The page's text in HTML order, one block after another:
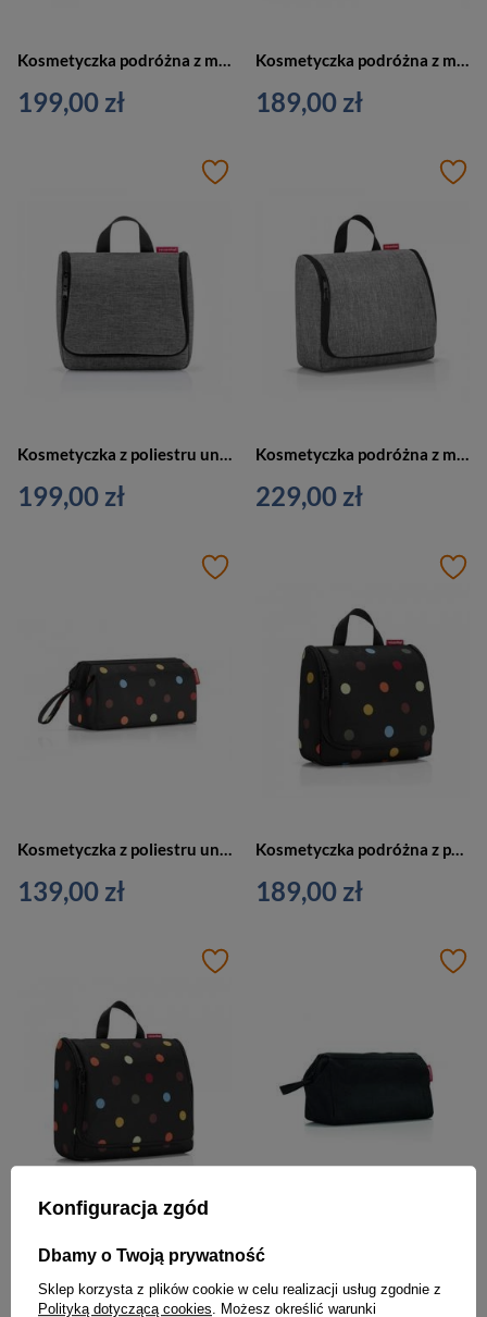
199,00 zł 189,00 zł
Kosmetyczka z poliestru unisex Reisenthel RWH7052 wisząca 3 l szara
199,00 zł
Kosmetyczka podróżna z materiału unisex Reisenthel RWO7052 XL organizer szary
229,00 zł
139,00 zł 189,00 zł
199,00 zł 139,00 zł
Konfiguracja zgód
Dbamy o Twoją prywatność
Sklep korzysta z plików cookie w celu realizacji usług zgodnie z
Polityką dotyczącą cookies. Możesz określić warunki